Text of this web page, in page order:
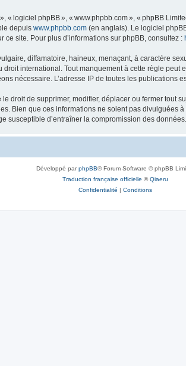
« logiciel phpBB », « www.phpbb.com », « phpBB
depuis www.phpbb.com (en anglais). Le logiciel
site. Pour plus d’informations sur phpBB, consultez :
diffamatoire, haineux, menaçant, à caractère
international. Tout manquement à cette règle
nécessaire. L’adresse IP de toutes les publications
droit de supprimer, modifier, déplacer ou fermer tout
Bien que ces informations ne soient pas divulguées
susceptible d’entraîner la compromission des données.
Développé parphpBB® Forum Software © phpBB
Traduction française officielle ©Qiaeru
Confidentialité | Conditions